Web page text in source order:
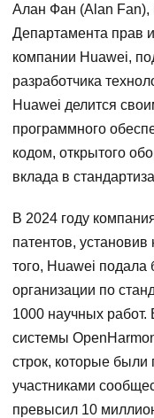
Алан Фан (Alan Fan),
Департамента прав
компании Huawei,
разработчика
Huawei делится
программного
кодом, открытого
вклада в
В 2024 году
патентов,
того, Huawei подала
организации по
1000 научных
системы
строк, которые
участниками
превысил 10